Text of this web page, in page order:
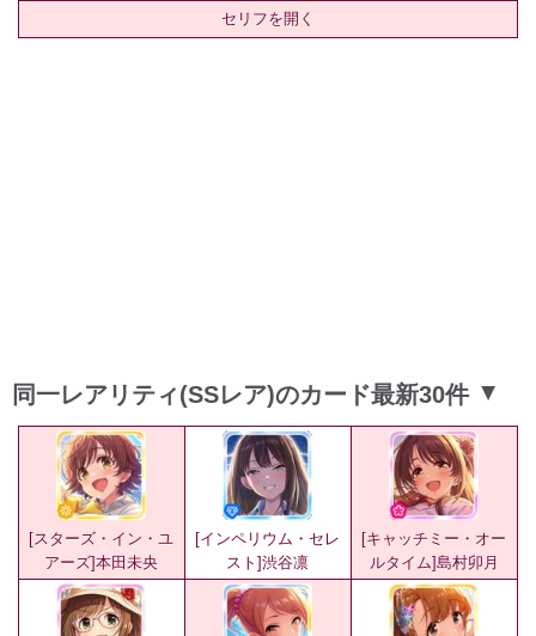
セリフを開く
同一レアリティ(SSレア)のカード最新30件 ▲
[スターズ・イン・ユ
アーズ]本田未央
[インペリウム・セレ
スト]渋谷凛
[キャッチミー・オー
ルタイム]島村卯月